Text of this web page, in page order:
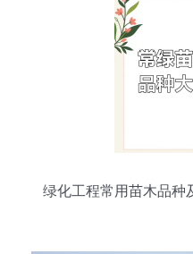
绿化工程常用苗木品种